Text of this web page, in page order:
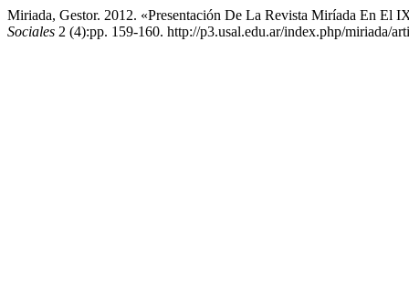
Miriada, Gestor. 2012. «Presentación De La Revista Miríada En El
Sociales 2 (4):pp. 159-160. http://p3.usal.edu.ar/index.php/miriada/